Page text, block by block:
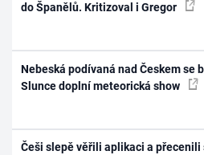
do Španělů. Kritizoval i Gregor
Nebeská podívaná nad Českem se
Slunce doplní meteorická show
Češi slepě věřili aplikaci a přecenili